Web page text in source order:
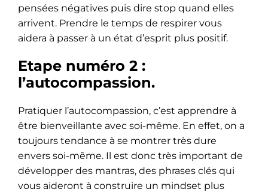
pensées négatives puis dire stop quand elles
arrivent. Prendre le temps de respirer vous
aidera à passer à un état d’esprit plus positif.
Etape numéro 2 :
l’autocompassion.
Pratiquer l’autocompassion, c’est apprendre à
être bienveillante avec soi-même. En effet, on a
toujours tendance à se montrer très dure
envers soi-même. Il est donc très important de
développer des mantras, des phrases clés qui
vous aideront à construire un mindset plus